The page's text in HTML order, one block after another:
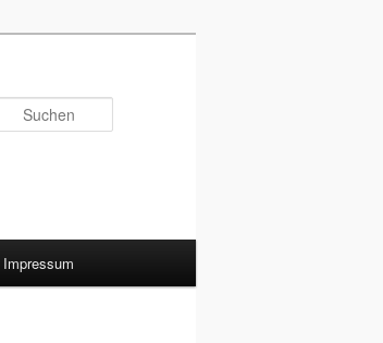
Impressum